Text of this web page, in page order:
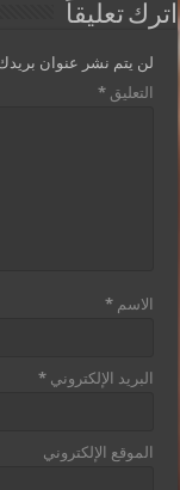
اترك تعليقاً
لن يتم نشر عنوان بريدك
التعليق*
الاسم*
البريد الإلكتروني*
الموقع الإلكتروني